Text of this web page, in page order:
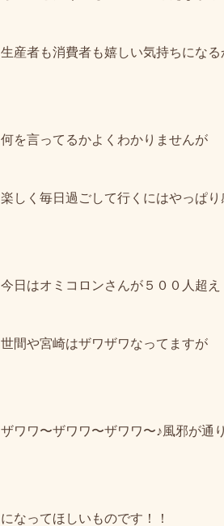
生産者も消費者も嬉しい気持ちにな
何を言ってるかよくわかりませんが
楽しく毎日過ごして行くにはやっぱ
今日はオミコロンさんが５００人超え
世間や宮崎はザワザワなってますが
ザワワ〜ザワワ〜ザワワ〜♪風邪が通
になってほしいものです！！